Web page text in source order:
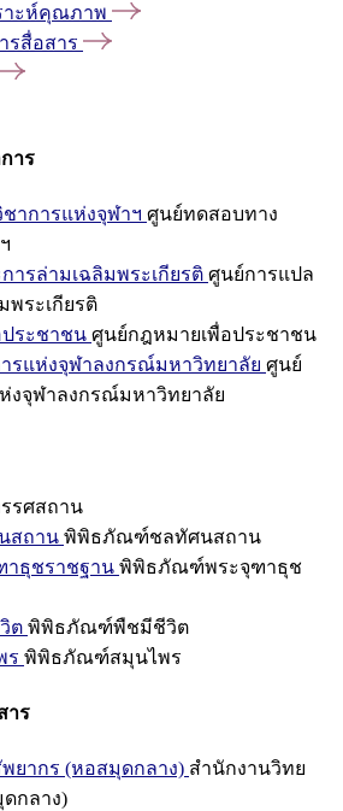
าะห์คุณภาพ
รสื่อสาร
าร
าการแห่งจุฬาฯ ศูนย์ทดสอบทาง
ารล่ามเฉลิมพระเกียรติ ศูนย์การแปล
พระเกียรติ
ระชาชน ศูนย์กฎหมายเพื่อประชาชน
รแห่งจุฬาลงกรณ์มหาวิทยาลัย ศูนย์
งจุฬาลงกรณ์มหาวิทยาลัย
รศสถาน
สถาน พิพิธภัณฑ์ชลทัศนสถาน
ธุชราชฐาน พิพิธภัณฑ์พระจุฑาธุช
ต พิพิธภัณฑ์พืชมีชีวิต
ร พิพิธภัณฑ์สมุนไพร
าร
ยากร (หอสมุดกลาง) สำนักงานวิทย
กลาง)